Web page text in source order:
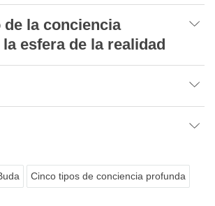
la conciencia
esfera de la realidad
Cinco tipos de conciencia profunda